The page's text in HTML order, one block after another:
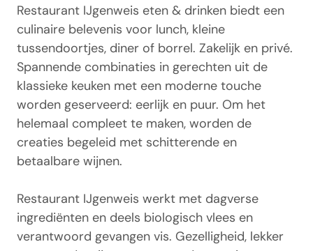
Restaurant IJgenweis eten & drinken biedt een
culinaire belevenis voor lunch, kleine
tussendoortjes, diner of borrel. Zakelijk en privé.
Spannende combinaties in gerechten uit de
klassieke keuken met een moderne touche
worden geserveerd: eerlijk en puur. Om het
helemaal compleet te maken, worden de
creaties begeleid met schitterende en
betaalbare wijnen.
Restaurant IJgenweis werkt met dagverse
ingrediënten en deels biologisch vlees en
verantwoord gevangen vis. Gezelligheid, lekker